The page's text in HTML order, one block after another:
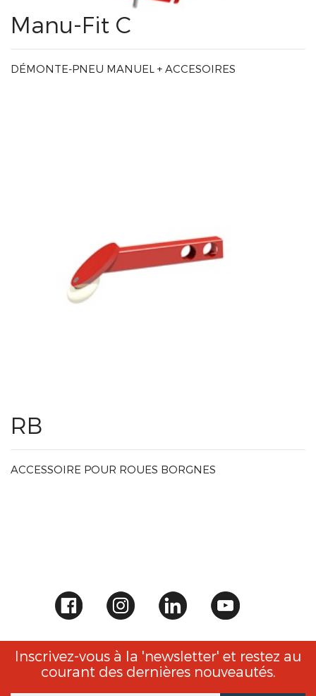
Manu-Fit C
DÉMONTE-PNEU MANUEL + ACCESOIRES
RB
ACCESSOIRE POUR ROUES BORGNES
Inscrivez-vous à la 'newsletter' et restez au
courant des dernières nouveautés.